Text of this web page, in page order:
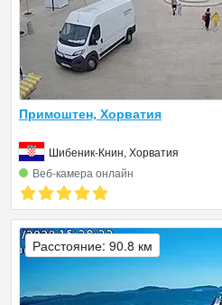
Примоштен, Хорватия
Шибеник-Книн, Хорватия
Веб‑камера онлайн
Расстояние: 90.8 км